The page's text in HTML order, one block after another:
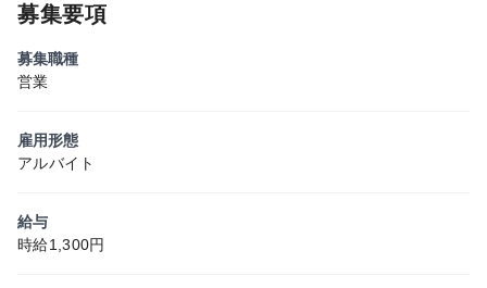
募集要項
募集職種
営業
雇用形態
アルバイト
給与
時給1,300円